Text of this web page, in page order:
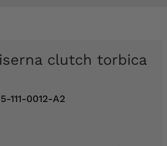
111-0012-A2